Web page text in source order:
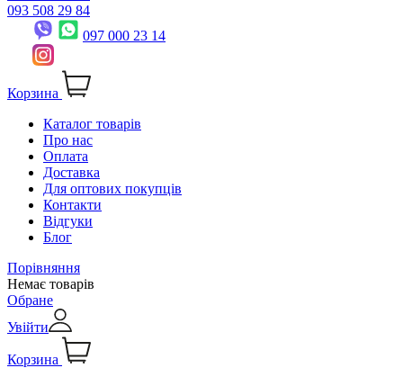
093 508 29 84
097 000 23 14
Корзина
Каталог товарів
Про нас
Оплата
Доставка
Для оптових покупців
Контакти
Відгуки
Блог
Порівняння
Немає товарів
Обране
Увійти
Корзина